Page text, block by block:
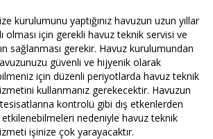
kurulumunu yaptığınız havuzun uzun yıllar
olması için gerekli havuz teknik servisi ve
sağlanması gerekir. Havuz kurulumundan
güvenli ve hijyenik olarak
için düzenli periyotlarda havuz teknik
kullanmanız gerekecektir. Havuzun
tesisatlarına kontrolü gibi dış etkenlerden
nedeniyle havuz teknik
işinize çok yarayacaktır.